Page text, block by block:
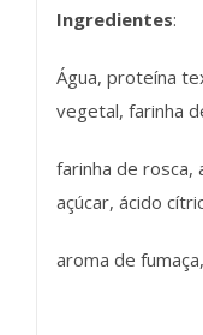
Ingredientes:
Água, proteína
vegetal, farinha
farinha de rosca,
açúcar, ácido
aroma de